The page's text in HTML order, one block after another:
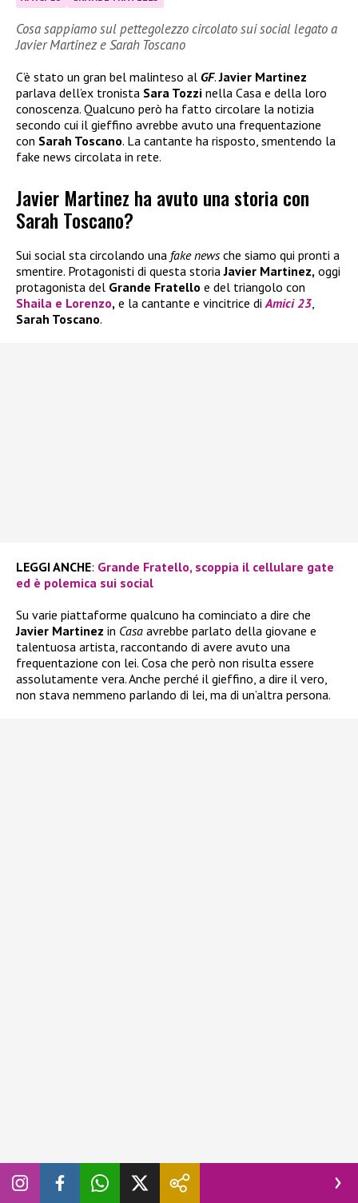
Cosa sappiamo sul pettegolezzo circolato sui social legato a
Javier Martinez e Sarah Toscano
C’è stato un gran bel malinteso al GF.Javier Martinez
parlava dell’ex tronista Sara Tozzi nella Casa e della loro
conoscenza. Qualcuno però ha fatto circolare la notizia
secondo cui il gieffino avrebbe avuto una frequentazione
con Sarah Toscano. La cantante ha risposto, smentendo la
fake news circolata in rete.
Javier Martinez ha avuto una storia con
Sarah Toscano?
Sui social sta circolando una fake newsche siamo qui pronti a
smentire. Protagonisti di questa storiaJavier Martinez, oggi
protagonista del Grande Fratello e del triangolo con
Shaila e Lorenzo, e la cantante e vincitrice di Amici 23
Sarah Toscano.
LEGGI ANCHE: Grande Fratello, scoppia il cellulare gate
ed è polemica sui social
Su varie piattaforme qualcuno ha cominciato a dire che
Javier Martinez in Casa avrebbe parlato della giovane e
talentuosa artista, raccontando di avere avuto una
frequentazione con lei. Cosa che però non risulta essere
assolutamente vera. Anche perché il gieffino, a dire il vero,
non stava nemmeno parlando di lei, ma di un’altra persona.